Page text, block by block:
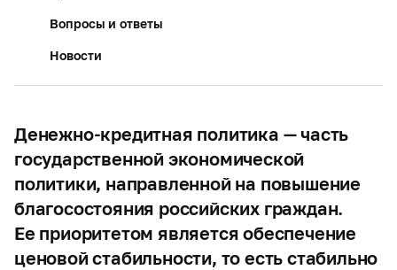
Вопросы и ответы
Новости
Денежно-кредитная политика — часть
государственной экономической
политики, направленной на повышение
благосостояния российских граждан.
Ее приоритетом является обеспечение
ценовой стабильности, то есть стабильно